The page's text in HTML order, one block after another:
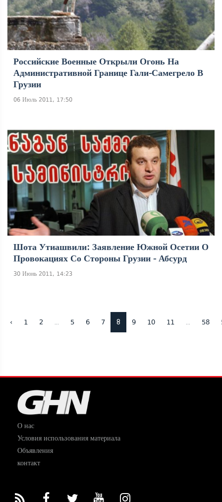
Российские Военные Открыли Огонь На
Административной Границе Гали-Самегрело В
Грузии
06 Июль 2011, 17:50
Шота Утиашвили: Заявление Южной Осетии О
Провокациях Со Стороны Грузии - Абсурд
30 Июнь 2011, 14:23
‹ 1 2 5 6 7 8 9 10 11 58
О нас
Условия использования материала
Объявления
контакт